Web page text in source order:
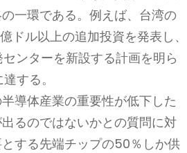
一環である。例えば、台湾の
ドル以上の追加投資を発表し、
ンターを新設する計画を明ら
する。
導体産業の重要性が低下した
るのではないかとの質問に対
する先端チップの50％しか供